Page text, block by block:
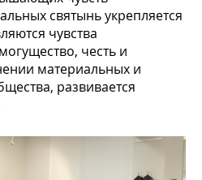
святынь укрепляется
чувства
честь и
материальных и
развивается